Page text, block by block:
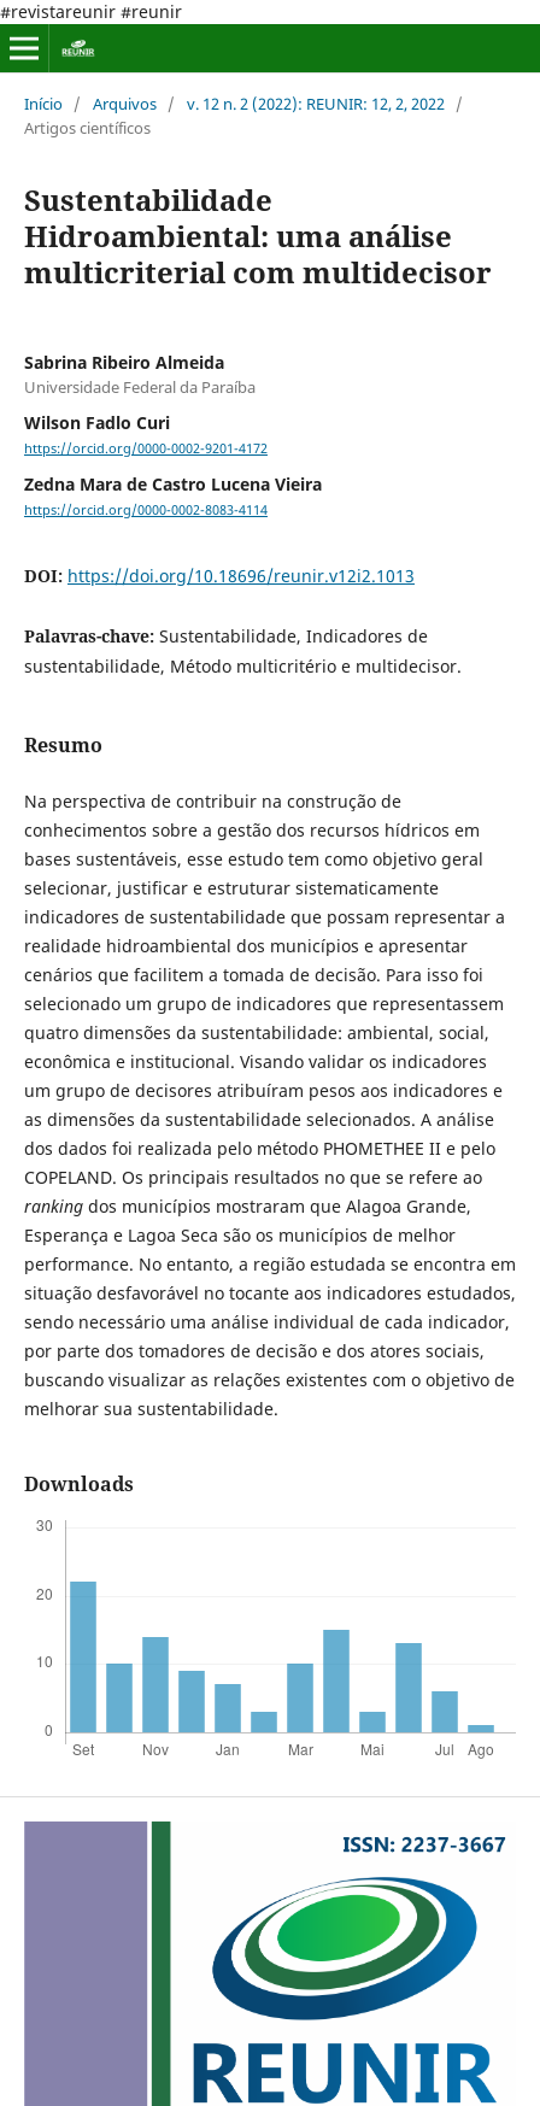
#revistareunir #reunir
Início / Arquivos / v. 12 n. 2 (2022): REUNIR: 12, 2, 2022 /
Artigos científicos
Sustentabilidade
Hidroambiental: uma análise
multicriterial com multidecisor
Sabrina Ribeiro Almeida
Universidade Federal da Paraíba
Wilson Fadlo Curi
https://orcid.org/0000-0002-9201-4172
Zedna Mara de Castro Lucena Vieira
https://orcid.org/0000-0002-8083-4114
DOI: https://doi.org/10.18696/reunir.v12i2.1013
Palavras-chave: Sustentabilidade, Indicadores de
sustentabilidade, Método multicritério e multidecisor.
Resumo
Na perspectiva de contribuir na construção de
conhecimentos sobre a gestão dos recursos hídricos em
bases sustentáveis, esse estudo tem como objetivo geral
selecionar, justificar e estruturar sistematicamente
indicadores de sustentabilidade que possam representar a
realidade hidroambiental dos municípios e apresentar
cenários que facilitem a tomada de decisão. Para isso foi
selecionado um grupo de indicadores que representassem
quatro dimensões da sustentabilidade: ambiental, social,
econômica e institucional. Visando validar os indicadores
um grupo de decisores atribuíram pesos aos indicadores e
as dimensões da sustentabilidade selecionados. A análise
dos dados foi realizada pelo método PHOMETHEE II e pelo
COPELAND. Os principais resultados no que se refere ao
rankingdos municípios mostraram que Alagoa Grande,
Esperança e Lagoa Seca são os municípios de melhor
performance. No entanto, a região estudada se encontra em
situação desfavorável no tocante aos indicadores estudados,
sendo necessário uma análise individual de cada indicador,
por parte dos tomadores de decisão e dos atores sociais,
buscando visualizar as relações existentes com o objetivo de
melhorar sua sustentabilidade.
Downloads